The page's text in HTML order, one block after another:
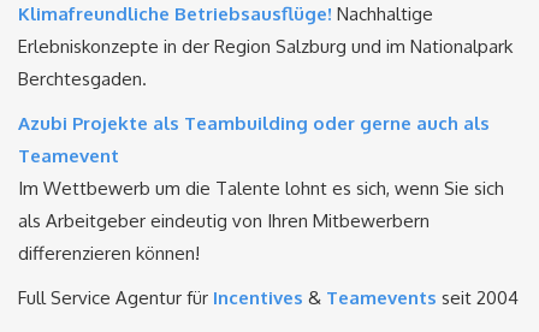
Klimafreundliche Betriebsausflüge! Nachhaltige
Erlebniskonzepte in der Region Salzburg und im Nationalpark
Berchtesgaden.
Azubi Projekte als Teambuilding oder gerne auch als
Teamevent
Im Wettbewerb um die Talente lohnt es sich, wenn Sie sich
als Arbeitgeber eindeutig von Ihren Mitbewerbern
differenzieren können!
Full Service Agentur für Incentives & Teamevents seit 2004